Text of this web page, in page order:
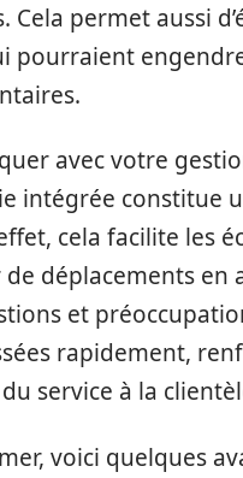
Cela permet aussi
pourraient
avec votre
intégrée constitue
cela facilite les
de déplacements en
et
rapidement,
du service à la
voici quelques